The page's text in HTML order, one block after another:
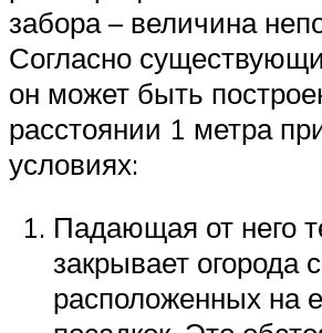
забора – величина
Согласно
он может быть
расстоянии 1 метра
условиях:
Падающая от него
закрывает огорода
расположенных на